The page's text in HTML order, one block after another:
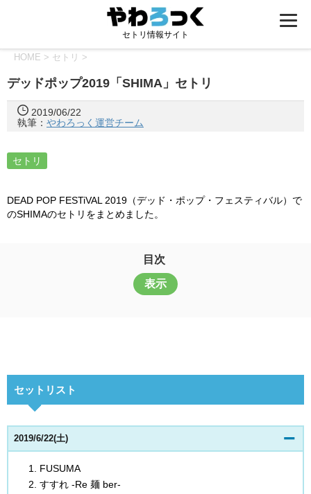
セトリ情報サイト
HOME > セトリ >
デッドポップ2019「SHIMA」セトリ
2019/06/22
執筆： やわろっく運営チーム
セトリ
DEAD POP FESTiVAL 2019（デッド・ポップ・フェスティバル）で
のSHIMAのセトリをまとめました。
目次
表示
セットリスト
2019/6/22(土)
FUSUMA
すすれ -Re 麺 ber-